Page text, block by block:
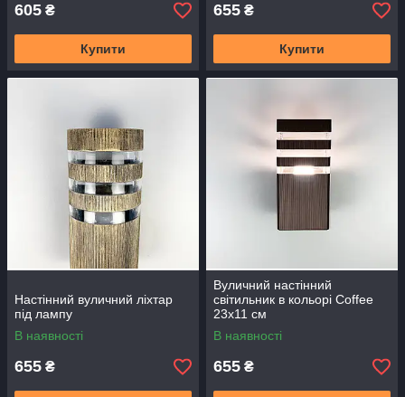
605 ₴
Купити
655 ₴
Купити
Настінний вуличний ліхтар
під лампу
В наявності
655 ₴
Вуличний настінний
світильник в кольорі Coffee
23х11 см
В наявності
655 ₴